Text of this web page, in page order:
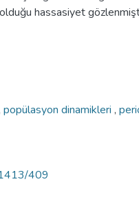
hassasiyet
popülasyon dinamikleri ,
409